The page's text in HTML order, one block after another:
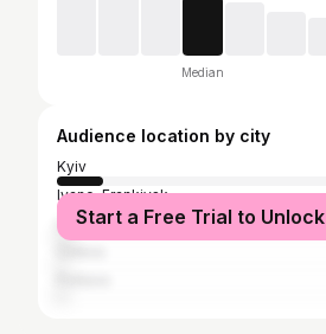
Median
Audience location by city
Kyiv
Ivano-Frankivsk
LvivStart a Free Trial to Unlock